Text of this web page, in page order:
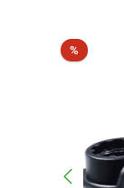
%Rabatt